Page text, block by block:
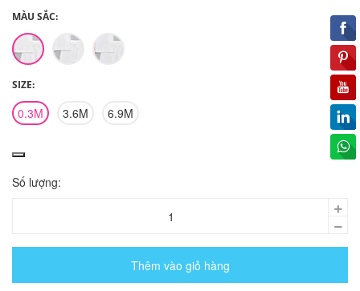
MÀU SẮC:
SIZE:
0.3M 3.6M 6.9M
Số lượng:
Thêm vào giỏ hàng